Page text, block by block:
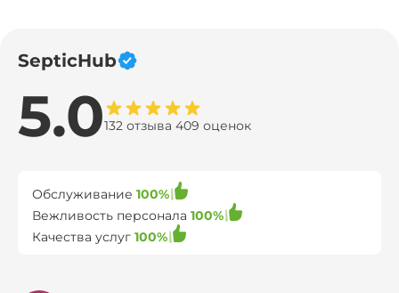
SepticHub
5.0132 отзыва 409 оценок
Обслуживание 100%
Вежливость персонала 100%
Качества услуг 100%